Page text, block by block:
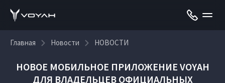
Главная Новости НОВОСТИ
НОВОЕ МОБИЛЬНОЕ ПРИЛОЖЕНИЕ VOYAH
ДЛЯ ВЛАДЕЛЬЦЕВ ОФИЦИАЛЬНЫХ